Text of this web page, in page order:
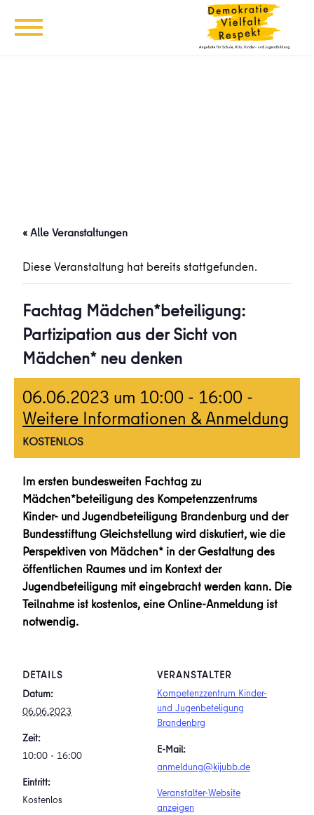
« Alle Veranstaltungen
Diese Veranstaltung hat bereits stattgefunden.
Fachtag Mädchen*beteiligung:
Partizipation aus der Sicht von
Mädchen* neu denken
06.06.2023 um 10:00 - 16:00 -
Weitere Informationen & Anmeldung
KOSTENLOS
Im ersten bundesweiten Fachtag zu
Mädchen*beteiligung des Kompetenzzentrums
Kinder- und Jugendbeteiligung Brandenburg und der
Bundesstiftung Gleichstellung wird diskutiert, wie die
Perspektiven von Mädchen* in der Gestaltung des
öffentlichen Raumes und im Kontext der
Jugendbeteiligung mit eingebracht werden kann. Die
Teilnahme ist kostenlos, eine Online-Anmeldung ist
notwendig.
DETAILS
Datum:
06.06.2023
Zeit:
10:00 - 16:00
Eintritt:
Kostenlos
VERANSTALTER
Kompetenzzentrum Kinder-
und Jugenbeteligung
Brandenbrg
E-Mail:
anmeldung@kijubb.de
Veranstalter-Website
anzeigen